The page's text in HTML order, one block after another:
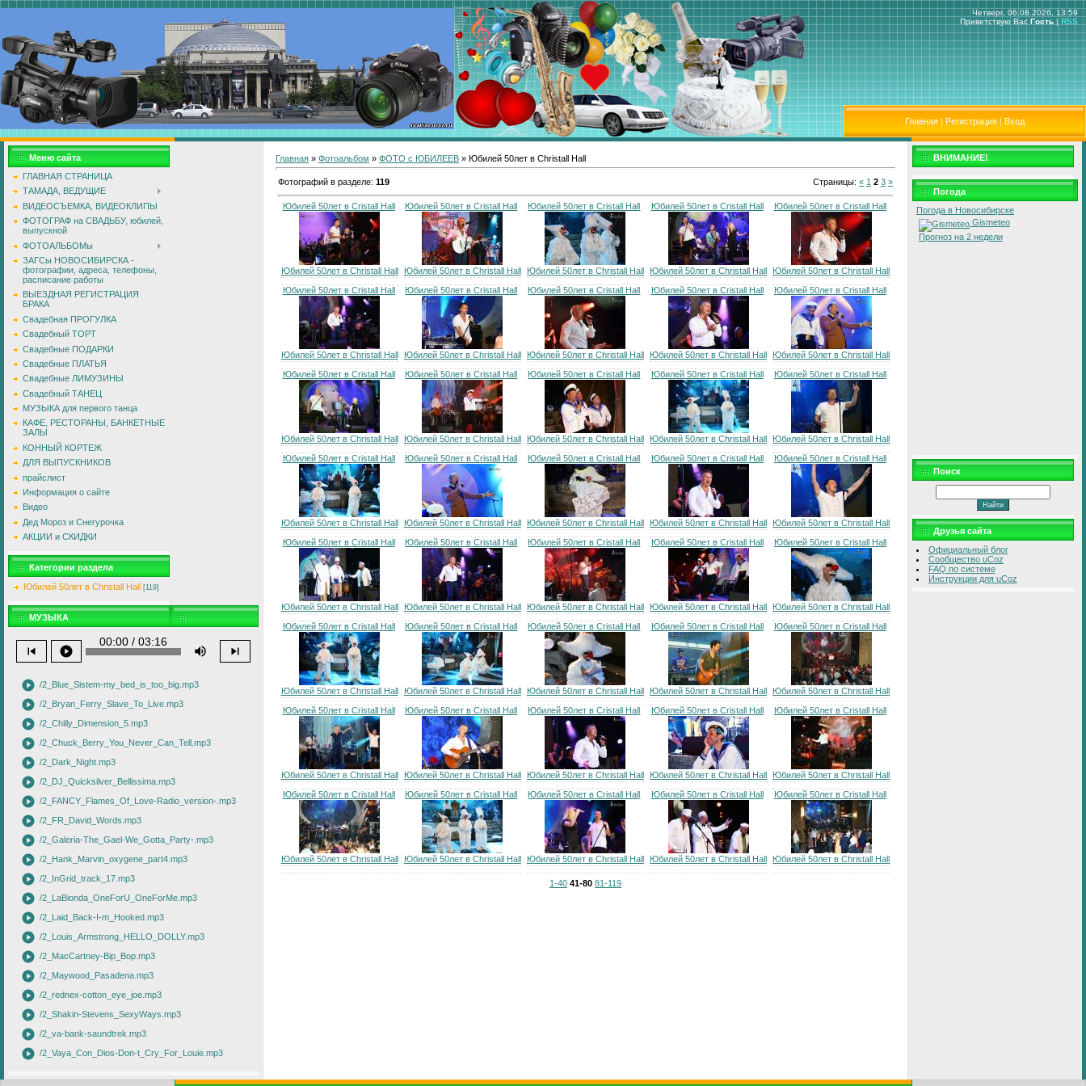
Четверг, 06.08.2026, 13:59
Приветствую Вас Гость | RSS
Главная | Регистрация | Вход
Меню сайта
ГЛАВНАЯ СТРАНИЦА
ТАМАДА, ВЕДУЩИЕ
ВИДЕОСЪЕМКА, ВИДЕОКЛИПЫ
ФОТОГРАФ на СВАДЬБУ, юбилей,
выпускной
ФОТОАЛЬБОМы
ЗАГСы НОВОСИБИРСКА -
фотографии, адреса, телефоны,
расписание работы
ВЫЕЗДНАЯ РЕГИСТРАЦИЯ
БРАКА
Свадебная ПРОГУЛКА
Свадебный ТОРТ
Свадебные ПОДАРКИ
Свадебные ПЛАТЬЯ
Свадебные ЛИМУЗИНЫ
Свадебный ТАНЕЦ
МУЗЫКА для первого танца
КАФЕ, РЕСТОРАНЫ, БАНКЕТНЫЕ
ЗАЛЫ
КОННЫЙ КОРТЕЖ
ДЛЯ ВЫПУСКНИКОВ
прайслист
Информация о сайте
Видео
Дед Мороз и Снегурочка
АКЦИИ и СКИДКИ
Категории раздела
Юбилей 50лет в Christall Hall [119]
МУЗЫКА
skip_previous play_circle
00:00 / 03:16
volume_up skip_next
play_circle /2_Blue_Sistem-my_bed_is_too_big.mp3
play_circle /2_Bryan_Ferry_Slave_To_Live.mp3
play_circle /2_Chilly_Dimension_5.mp3
play_circle /2_Chuck_Berry_You_Never_Can_Tell.mp3
play_circle /2_Dark_Night.mp3
play_circle /2_DJ_Quicksilver_Bellissima.mp3
play_circle /2_FANCY_Flames_Of_Love-Radio_version-.mp3
play_circle /2_FR_David_Words.mp3
play_circle /2_Galeria-The_Gael-We_Gotta_Party-.mp3
play_circle /2_Hank_Marvin_oxygene_part4.mp3
play_circle /2_InGrid_track_17.mp3
play_circle /2_LaBionda_OneForU_OneForMe.mp3
play_circle /2_Laid_Back-I-m_Hooked.mp3
play_circle /2_Louis_Armstrong_HELLO_DOLLY.mp3
play_circle /2_MacCartney-Bip_Bop.mp3
play_circle /2_Maywood_Pasadena.mp3
play_circle /2_rednex-cotton_eye_joe.mp3
play_circle /2_Shakin-Stevens_SexyWays.mp3
play_circle /2_va-bank-saundtrek.mp3
play_circle /2_Vaya_Con_Dios-Don-t_Cry_For_Louie.mp3
Главная » Фотоальбом » ФОТО с ЮБИЛЕЕВ » Юбилей 50лет в Christall Hall
Фотографий в разделе: 119 Страницы: « 1 2 3 »
Юбилей 50лет в Cristall Hall
Юбилей 50лет в Christall Hall
Юбилей 50лет в Cristall Hall
Юбилей 50лет в Christall Hall
Юбилей 50лет в Cristall Hall
Юбилей 50лет в Christall Hall
Юбилей 50лет в Cristall Hall
Юбилей 50лет в Christall Hall
Юбилей 50лет в Cristall Hall
Юбилей 50лет в Christall Hall
Юбилей 50лет в Cristall Hall
Юбилей 50лет в Christall Hall
Юбилей 50лет в Cristall Hall
Юбилей 50лет в Christall Hall
Юбилей 50лет в Cristall Hall
Юбилей 50лет в Christall Hall
Юбилей 50лет в Cristall Hall
Юбилей 50лет в Christall Hall
Юбилей 50лет в Cristall Hall
Юбилей 50лет в Christall Hall
Юбилей 50лет в Cristall Hall
Юбилей 50лет в Christall Hall
Юбилей 50лет в Cristall Hall
Юбилей 50лет в Christall Hall
Юбилей 50лет в Cristall Hall
Юбилей 50лет в Christall Hall
Юбилей 50лет в Cristall Hall
Юбилей 50лет в Christall Hall
Юбилей 50лет в Cristall Hall
Юбилей 50лет в Christall Hall
Юбилей 50лет в Cristall Hall
Юбилей 50лет в Christall Hall
Юбилей 50лет в Cristall Hall
Юбилей 50лет в Christall Hall
Юбилей 50лет в Cristall Hall
Юбилей 50лет в Christall Hall
Юбилей 50лет в Cristall Hall
Юбилей 50лет в Christall Hall
Юбилей 50лет в Cristall Hall
Юбилей 50лет в Christall Hall
Юбилей 50лет в Cristall Hall
Юбилей 50лет в Christall Hall
Юбилей 50лет в Cristall Hall
Юбилей 50лет в Christall Hall
Юбилей 50лет в Cristall Hall
Юбилей 50лет в Christall Hall
Юбилей 50лет в Cristall Hall
Юбилей 50лет в Christall Hall
Юбилей 50лет в Cristall Hall
Юбилей 50лет в Christall Hall
Юбилей 50лет в Cristall Hall
Юбилей 50лет в Christall Hall
Юбилей 50лет в Cristall Hall
Юбилей 50лет в Christall Hall
Юбилей 50лет в Cristall Hall
Юбилей 50лет в Christall Hall
Юбилей 50лет в Cristall Hall
Юбилей 50лет в Christall Hall
Юбилей 50лет в Cristall Hall
Юбилей 50лет в Christall Hall
Юбилей 50лет в Cristall Hall
Юбилей 50лет в Christall Hall
Юбилей 50лет в Cristall Hall
Юбилей 50лет в Christall Hall
Юбилей 50лет в Cristall Hall
Юбилей 50лет в Christall Hall
Юбилей 50лет в Cristall Hall
Юбилей 50лет в Christall Hall
Юбилей 50лет в Cristall Hall
Юбилей 50лет в Christall Hall
Юбилей 50лет в Cristall Hall
Юбилей 50лет в Christall Hall
Юбилей 50лет в Cristall Hall
Юбилей 50лет в Christall Hall
Юбилей 50лет в Cristall Hall
Юбилей 50лет в Christall Hall
Юбилей 50лет в Cristall Hall
Юбилей 50лет в Christall Hall
Юбилей 50лет в Cristall Hall
Юбилей 50лет в Christall Hall
1-40 41-80 81-119
ВНИМАНИЕ!
Погода
Погода в Новосибирске
Gismeteo
Прогноз на 2 недели
Поиск
Друзья сайта
Официальный блог
Сообщество uCoz
FAQ по системе
Инструкции для uCoz